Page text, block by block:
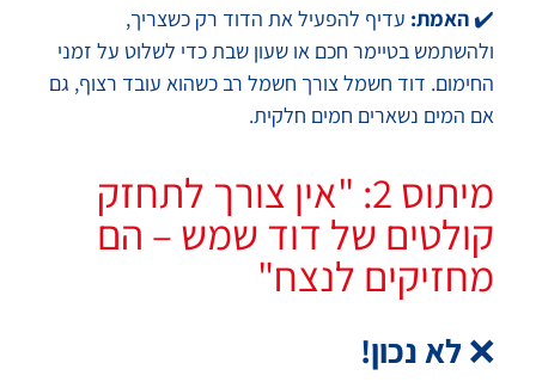
✔️ האמת: עדיף להפעיל את הדוד רק כשצריך,
ולהשתמש בטיימר חכם או שעון שבת כדי לשלוט על זמני
החימום. דוד חשמל צורך חשמל רב כשהוא עובד רצוף, גם
אם המים נשארים חמים חלקית.
מיתוס 2: "אין צורך לתחזק
קולטים של דוד שמש – הם
מחזיקים לנצח"
❌ לא נכון!